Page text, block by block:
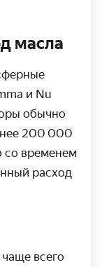
масла
и Nu
обычно
200 000
со временем
расход
всего